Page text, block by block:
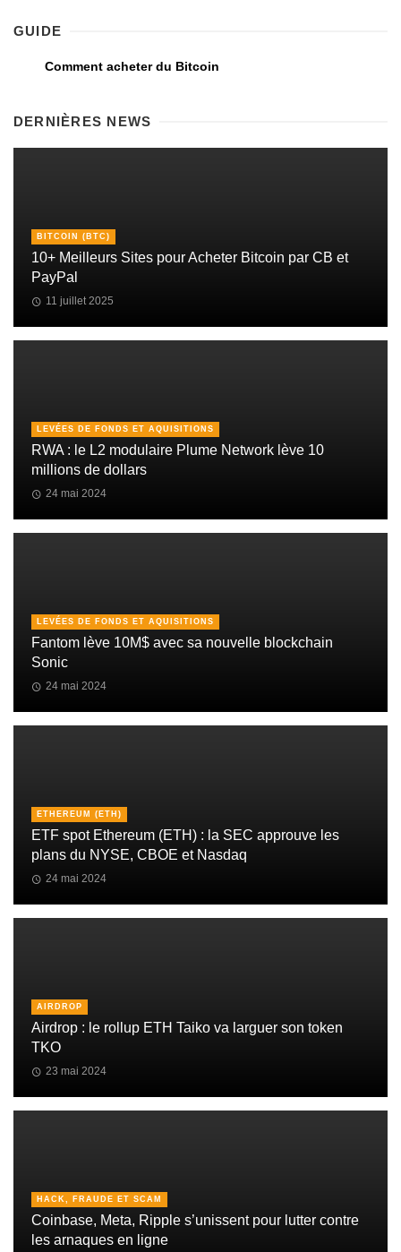
GUIDE
Comment acheter du Bitcoin
DERNIÈRES NEWS
BITCOIN (BTC)
10+ Meilleurs Sites pour Acheter Bitcoin par CB et
PayPal
11 juillet 2025
LEVÉES DE FONDS ET AQUISITIONS
RWA : le L2 modulaire Plume Network lève 10
millions de dollars
24 mai 2024
LEVÉES DE FONDS ET AQUISITIONS
Fantom lève 10M$ avec sa nouvelle blockchain
Sonic
24 mai 2024
ETHEREUM (ETH)
ETF spot Ethereum (ETH) : la SEC approuve les
plans du NYSE, CBOE et Nasdaq
24 mai 2024
AIRDROP
Airdrop : le rollup ETH Taiko va larguer son token
TKO
23 mai 2024
HACK, FRAUDE ET SCAM
Coinbase, Meta, Ripple s’unissent pour lutter contre
les arnaques en ligne